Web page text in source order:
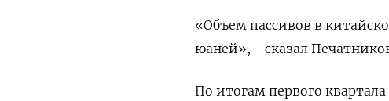
«Объем пассивов в
юаней», - сказал
По итогам первого